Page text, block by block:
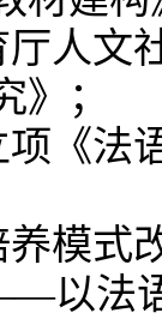
人文
》；
《法
养模式
以法